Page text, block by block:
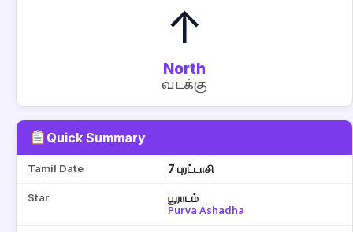
↑
North
வடக்கு
Quick Summary
Tamil Date 7 புரட்டாசி
Star பூராடம்
Purva Ashadha